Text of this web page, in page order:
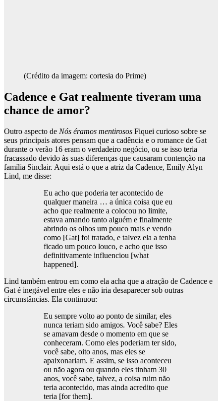
(Crédito da imagem: cortesia do Prime)
Cadence e Gat realmente tiveram uma
chance de amor?
Outro aspecto de Nós éramos mentirosos Fiquei curioso sobre se
seus principais atores pensam que a cadência e o romance de Gat
durante o verão 16 eram o verdadeiro negócio, ou se isso teria
fracassado devido às suas diferenças que causaram contenção na
família Sinclair. Aqui está o que a atriz da Cadence, Emily Alyn
Lind, me disse:
Eu acho que poderia ter acontecido de
qualquer maneira … a única coisa que eu
acho que realmente a colocou no limite,
estava amando tanto alguém e finalmente
abrindo os olhos um pouco mais e vendo
como [Gat] foi tratado, e talvez ela a tenha
ficado um pouco louco, e acho que isso
definitivamente influenciou [what
happened].
Lind também entrou em como ela acha que a atração de Cadence e
Gat é inegável entre eles e não iria desaparecer sob outras
circunstâncias. Ela continuou:
Eu sempre volto ao ponto de similar, eles
nunca teriam sido amigos. Você sabe? Eles
se amavam desde o momento em que se
conheceram. Como eles poderiam ter sido,
você sabe, oito anos, mas eles se
apaixonariam. E assim, se isso aconteceu
ou não agora ou quando eles tinham 30
anos, você sabe, talvez, a coisa ruim não
teria acontecido, mas ainda acredito que
teria [for them].